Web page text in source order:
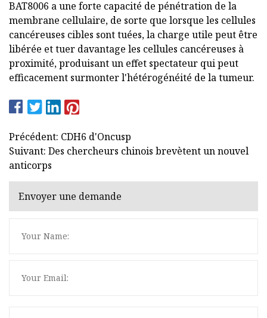
BAT8006 a une forte capacité de pénétration de la
membrane cellulaire, de sorte que lorsque les cellules
cancéreuses cibles sont tuées, la charge utile peut être
libérée et tuer davantage les cellules cancéreuses à
proximité, produisant un effet spectateur qui peut
efficacement surmonter l'hétérogénéité de la tumeur.
Précédent: CDH6 d'Oncusp
Suivant: Des chercheurs chinois brevètent un nouvel
anticorps
Envoyer une demande